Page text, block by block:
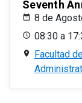
Seventh
8 de
08:30 a
Facultad